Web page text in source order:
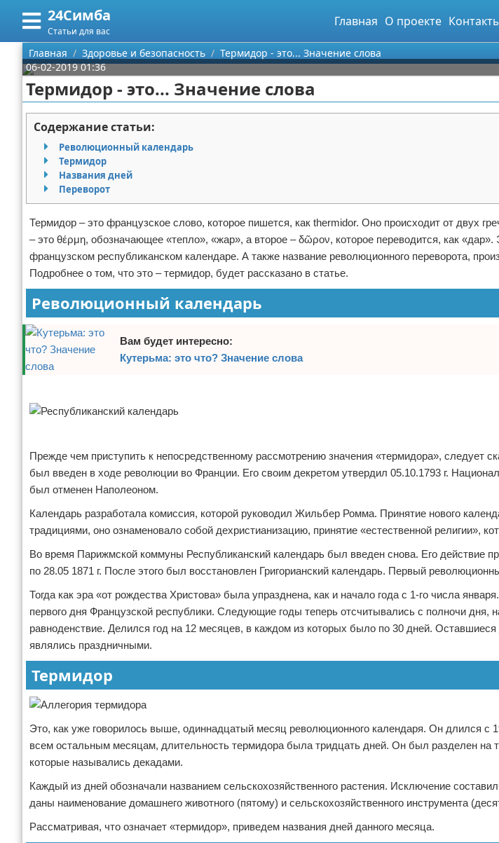
24Симба
Статьи для вас
Главная О проекте
Меню
Главная
Категории
Государство и право
Причинение вреда
Иммиграция
Здоровье и безопасность
Авторские права
Поиск
О проекте
Контакты
Сотрудничество
Размещение рекламы
Для правообладателей
Условия предоставления информации
Отказ от ответственности
Главная Здоровье и безопасность
Термидор - это... Значение слова
06-02-2019 01:36
Термидор - это... Значение слова
Содержание статьи:
Революционный календарь
Термидор
Названия дней
Переворот
Термидор – это французское слово, которое пишется, как thermidor. Оно происходит от двух
– это θέρμη, обозначающее «тепло», «жар», а второе – δῶρον, которое переводится, как
французском республиканском календаре. А также название революционного переворота,
Подробнее о том, что это – термидор, будет рассказано в статье.
Революционный календарь
Вам будет интересно:
Кутерьма: это что? Значение слова
Прежде чем приступить к непосредственному рассмотрению значения «термидора», следует
был введен в ходе революции во Франции. Его своим декретом утвердил 05.10.1793 г.
был отменен Наполеоном.
Календарь разработала комиссия, которой руководил Жильбер Ромма. Принятие нового
традициями, оно ознаменовало собой дехристианизацию, принятие «естественной религии»,
Во время Парижмской коммуны Республиканский календарь был введен снова. Его действие
по 28.05 1871 г. После этого был восстановлен Григорианский календарь. Первый
Тогда как эра «от рождества Христова» была упразднена, как и начало года с 1-го числа
первого дня Французской республики. Следующие годы теперь отсчитывались с полночи дня,
равноденствие. Делился год на 12 месяцев, в каждом из которых было по 30 дней.
являлись праздничными.
Термидор
Это, как уже говорилось выше, одиннадцатый месяц революционного календаря. Он длился с
всем остальным месяцам, длительность термидора была тридцать дней. Он был разделен на
которые назывались декадами.
Каждый из дней обозначали названием сельскохозяйственного растения. Исключение
даны наименование домашнего животного (пятому) и сельскохозяйственного инструмента
Рассматривая, что означает «термидор», приведем названия дней данного месяца.